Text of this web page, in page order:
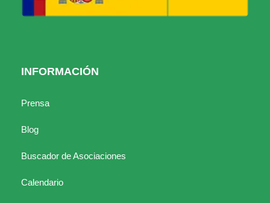
INFORMACIÓN
Prensa
Blog
Buscador de Asociaciones
Calendario